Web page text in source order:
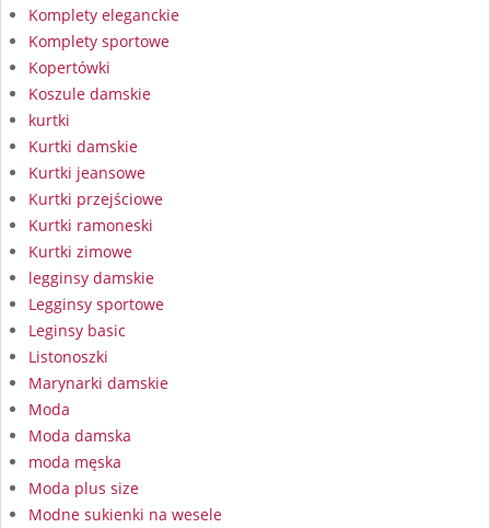
Komplety eleganckie
Komplety sportowe
Kopertówki
Koszule damskie
kurtki
Kurtki damskie
Kurtki jeansowe
Kurtki przejściowe
Kurtki ramoneski
Kurtki zimowe
legginsy damskie
Legginsy sportowe
Leginsy basic
Listonoszki
Marynarki damskie
Moda
Moda damska
moda męska
Moda plus size
Modne sukienki na wesele